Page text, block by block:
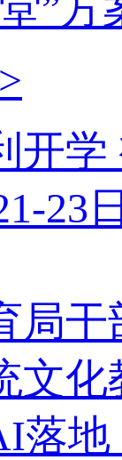
开
23
局
文化
落